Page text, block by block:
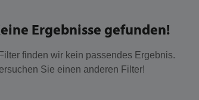
Ergebnisse gefunden!
finden wir kein passendes Ergebnis.
Sie einen anderen Filter!